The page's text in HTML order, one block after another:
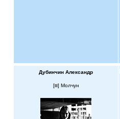
Дубинчин Александр
[ ] Молчун